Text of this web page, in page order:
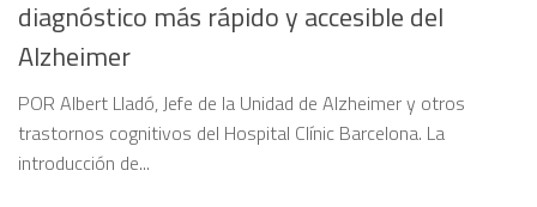
diagnóstico más rápido y accesible del
Alzheimer
POR Albert Lladó, Jefe de la Unidad de Alzheimer y otros
trastornos cognitivos del Hospital Clínic Barcelona. La
introducción de...